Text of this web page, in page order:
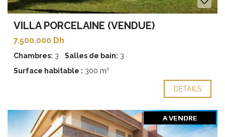
VILLA PORCELAINE (VENDUE)
7.500.000 Dh
Chambres: 3 Salles de bain: 3
Surface habitable : 300 m²
DETAILS
A VENDRE